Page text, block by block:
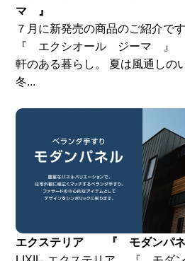
マ 』
７月に新発売の商品のご紹介で
『 エクシオール ジーマ 』
軒のある暮らし。 夏は風通しの
冬...
エクステリア 『 モダンパ